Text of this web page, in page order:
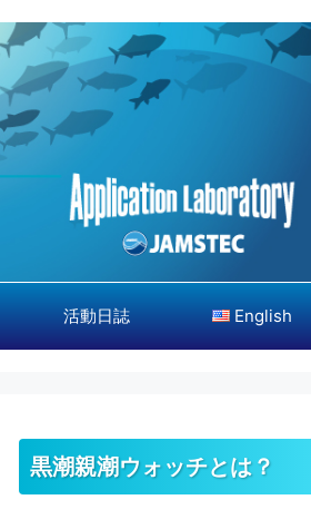
活動日誌 English
黒潮親潮ウォッチとは？